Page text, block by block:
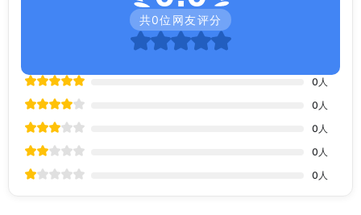
共0位网友评分
0 人
0 人
0 人
0 人
0 人